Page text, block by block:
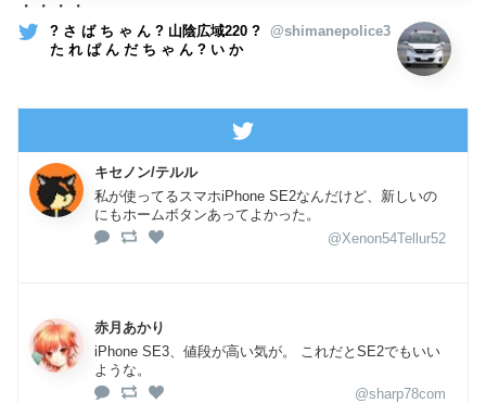
・・・・
? さ ば ち ゃ ん ? 山陰広域220 ?
た れ ぱ ん だ ち ゃ ん ? い か
@shimanepolice3
キセノン/テルル
私が使ってるスマホiPhone SE2なんだけど、新しいの
にもホームボタンあってよかった。
@Xenon54Tellur52
赤月あかり
iPhone SE3、値段が高い気が。 これだとSE2でもいい
ような。
@sharp78com